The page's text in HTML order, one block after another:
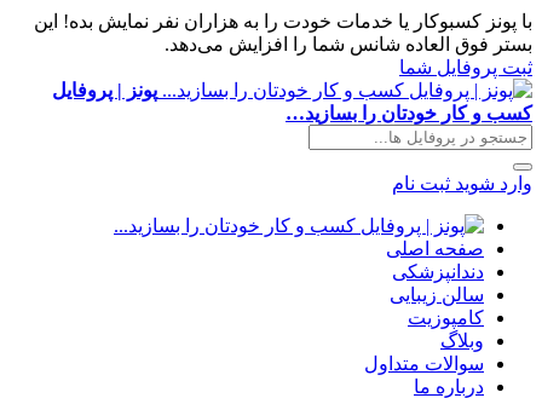
با پونز کسبوکار یا خدمات خودت را به هزاران نفر نمایش بده! این
بستر فوق العاده شانس شما را افزایش می‌دهد.
ثبت پروفایل شما
پونز | پروفایل
کسب و کار خودتان را بسازید…
وارد شوید ثبت نام
صفحه اصلی
دندانپزشکی
سالن زیبایی
کامپوزیت
وبلاگ
سوالات متداول
درباره ما